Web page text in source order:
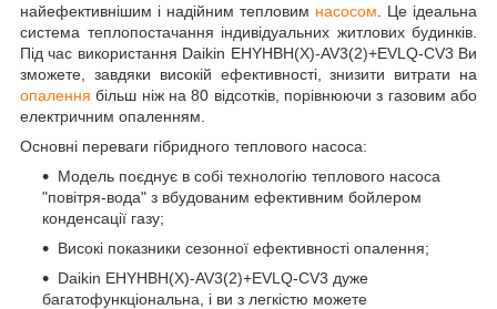
найефективнішим і надійним тепловим насосом . Це ідеальна
система теплопостачання індивідуальних житлових будинків.
Під час використання Daikin EHYHBH(X)-AV3(2)+EVLQ-CV3 Ви
зможете, завдяки високій ефективності, знизити витрати на
опалення більш ніж на 80 відсотків, порівнюючи з газовим або
електричним опаленням.
Основні переваги гібридного теплового насоса:
Модель поєднує в собі технологію теплового насоса
"повітря-вода" з вбудованим ефективним бойлером
конденсації газу;
Високі показники сезонної ефективності опалення;
Daikin EHYHBH(X)-AV3(2)+EVLQ-CV3 дуже
багатофункціональна, і ви з легкістю можете